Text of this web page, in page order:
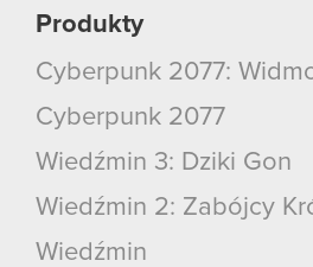
korzystanie z naszej witryny,
Produkty
Cyberpunk 2077:
Cyberpunk 2077
Wiedźmin 3: Dziki Gon
Wiedźmin 2: Zabójcy
Wiedźmin